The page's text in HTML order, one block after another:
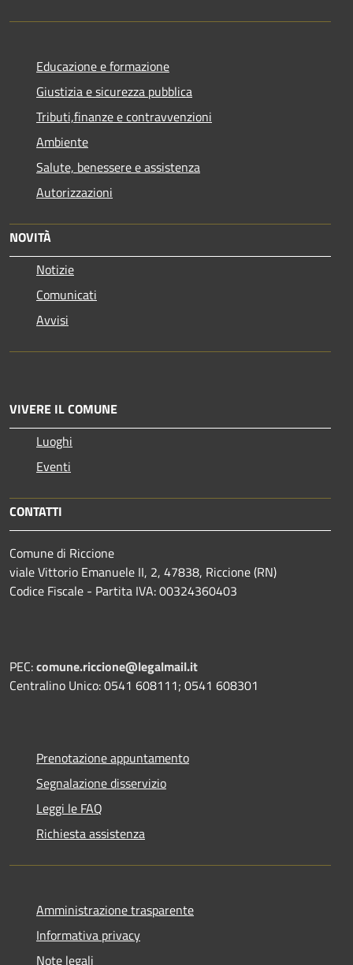
Educazione e formazione
Giustizia e sicurezza pubblica
Tributi,finanze e contravvenzioni
Ambiente
Salute, benessere e assistenza
Autorizzazioni
NOVITÀ
Notizie
Comunicati
Avvisi
VIVERE IL COMUNE
Luoghi
Eventi
CONTATTI
Comune di Riccione
viale Vittorio Emanuele II, 2, 47838, Riccione (RN)
Codice Fiscale - Partita IVA: 00324360403
PEC:comune.riccione@legalmail.it
Centralino Unico: 0541 608111; 0541 608301
Prenotazione appuntamento
Segnalazione disservizio
Leggi le FAQ
Richiesta assistenza
Amministrazione trasparente
Informativa privacy
Note legali